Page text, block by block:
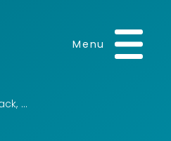
Instytut
Menu
...